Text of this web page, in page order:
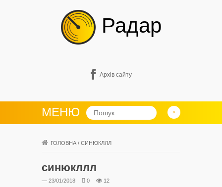
Радар
Архів сайту
МЕНЮ
ГОЛОВНА / СИНЮКЛЛЛ
синюкллл
— 23/01/2018 0 12